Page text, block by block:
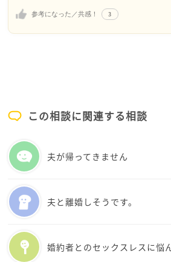
お子さんが欲しいということにつ
ましたが、その価値観を誰と共有す
に選択権があります。誰と結婚す
おります。
ご主人が働かないことが、病気な
由でないのなら、まあさん1人が家
らない理由はないように思います
えが出ないのであれば、まあさんは
まれても良いのではないかと思いま
まあさんにとって、たった一度の
てまだまだお若いのですから…我慢
参考になった／共感！ 3
この相談に関連する相談
夫が帰ってきません
夫と離婚しそうです。
婚約者とのセックスレスに悩